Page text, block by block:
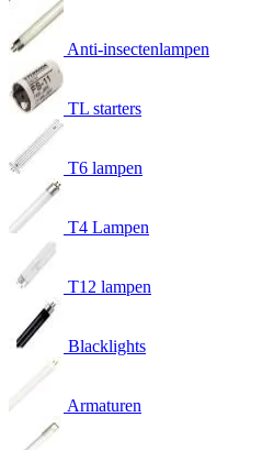
Anti-insectenlampen
TL starters
T6 lampen
T4 Lampen
T12 lampen
Blacklights
Armaturen